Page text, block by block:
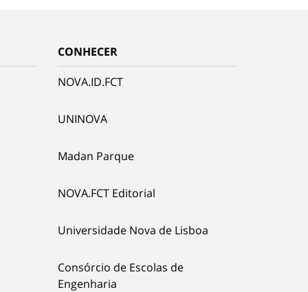
CONHECER
NOVA.ID.FCT
UNINOVA
Madan Parque
NOVA.FCT Editorial
Universidade Nova de Lisboa
Consórcio de Escolas de
Engenharia